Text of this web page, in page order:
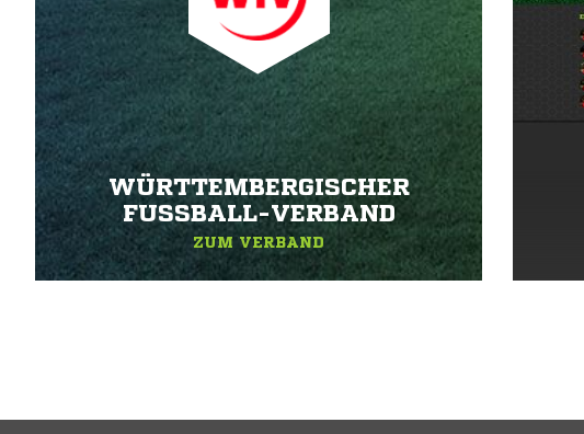
WÜRTTEMBERGISCHER
FUSSBALL-VERBAND
ZUM VERBAND